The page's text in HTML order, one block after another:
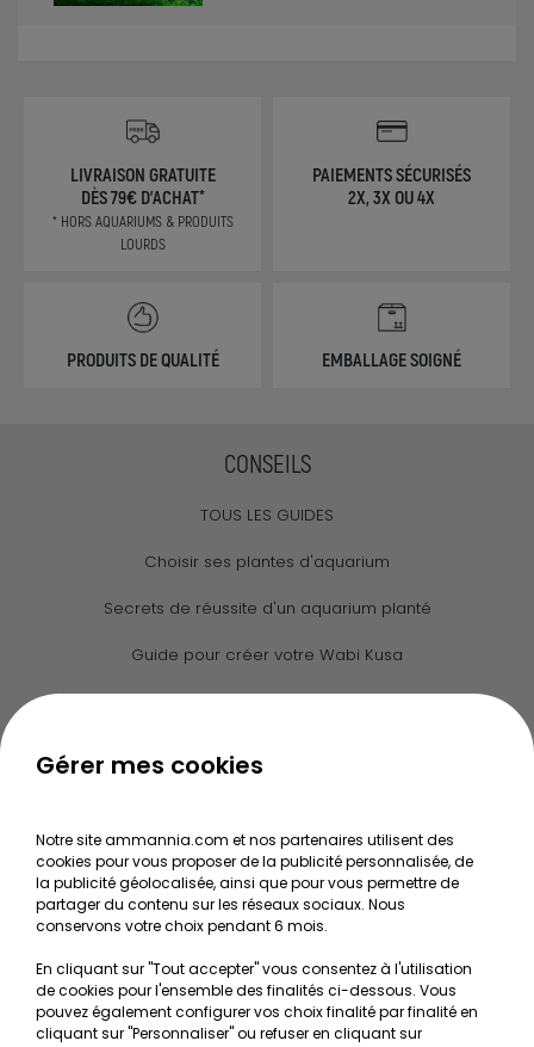
LIVRAISON GRATUITE
DÈS 79€ D'ACHAT*
* HORS AQUARIUMS & PRODUITS
LOURDS
PAIEMENTS SÉCURISÉS
2X, 3X OU 4X
PRODUITS DE QUALITÉ EMBALLAGE SOIGNÉ
CONSEILS
TOUS LES GUIDES
Choisir ses plantes d'aquarium
Secrets de réussite d'un aquarium planté
Guide pour créer votre Wabi Kusa
Le journal d'Ammannia
NOS SERVICES
Mentions légales
Conditions générales de vente
MON COMPTE
Gérer mes cookies
Notre site ammannia.com et nos partenaires utilisent des
cookies pour vous proposer de la publicité personnalisée, de
la publicité géolocalisée, ainsi que pour vous permettre de
partager du contenu sur les réseaux sociaux. Nous
conservons votre choix pendant 6 mois.
En cliquant sur "Tout accepter" vous consentez à l'utilisation
de cookies pour l'ensemble des finalités ci-dessous. Vous
pouvez également configurer vos choix finalité par finalité en
cliquant sur "Personnaliser" ou refuser en cliquant sur